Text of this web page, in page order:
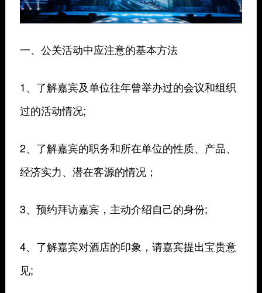
一、公关活动中应注意的基本方法
1、了解嘉宾及单位往年曾举办过的会议和组织
过的活动情况;
2、了解嘉宾的职务和所在单位的性质、产品、
经济实力、潜在客源的情况；
3、预约拜访嘉宾，主动介绍自己的身份;
4、了解嘉宾对酒店的印象，请嘉宾提出宝贵意
见;